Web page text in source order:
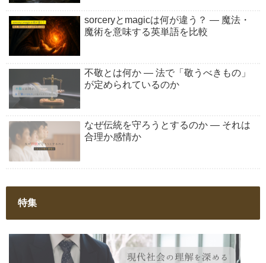
sorceryとmagicは何が違う？ ― 魔法・
魔術を意味する英単語を比較
不敬とは何か ― 法で「敬うべきもの」
が定められているのか
なぜ伝統を守ろうとするのか ― それは
合理か感情か
特集